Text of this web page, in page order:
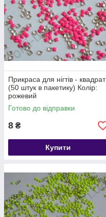
Прикраса для нігтів - квадрат
(50 штук в пакетику) Колір:
рожевий
Готово до відправки
8 ₴
Купити